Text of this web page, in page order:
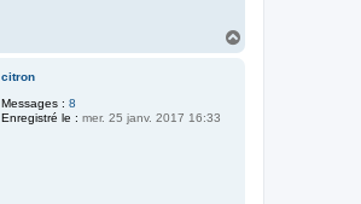
citron
Messages : 8
Enregistré le : mer. 25 janv. 2017 16:33